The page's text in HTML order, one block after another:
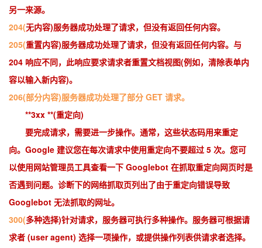
另一来源。
204(无内容)服务器成功处理了请求，但没有返回任何内容。
205(重置内容)服务器成功处理了请求，但没有返回任何内容。与
204 响应不同，此响应要求请求者重置文档视图(例如，清除表单内
容以输入新内容)。
206(部分内容)服务器成功处理了部分 GET 请求。
**3xx **(重定向)
要完成请求，需要进一步操作。通常，这些状态码用来重定
向。Google 建议您在每次请求中使用重定向不要超过 5 次。您可
以使用网站管理员工具查看一下 Googlebot 在抓取重定向网页时是
否遇到问题。诊断下的网络抓取页列出了由于重定向错误导致
Googlebot 无法抓取的网址。
300(多种选择)针对请求，服务器可执行多种操作。服务器可根据请
求者 (user agent) 选择一项操作，或提供操作列表供请求者选择。